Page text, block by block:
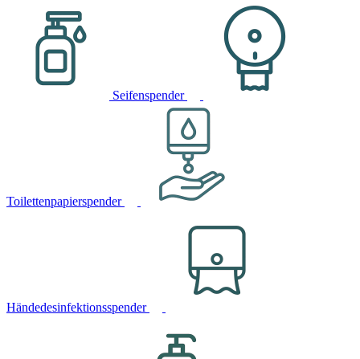
Seifenspender
Toilettenpapierspender
Händedesinfektionsspender